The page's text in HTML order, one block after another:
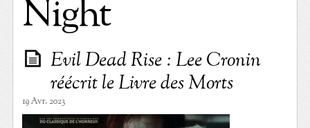
Night
Evil Dead Rise : Lee Cronin
réécrit le Livre des Morts
19 Avr. 2023